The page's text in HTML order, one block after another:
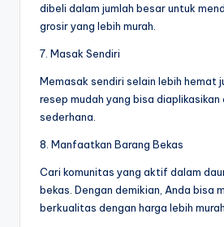
dibeli dalam jumlah besar untuk
grosir yang lebih murah.
7. Masak Sendiri
Memasak sendiri selain lebih hemat
resep mudah yang bisa
sederhana.
8. Manfaatkan Barang Bekas
Cari komunitas yang aktif dalam
bekas. Dengan demikian, Anda bisa
berkualitas dengan harga lebih murah.